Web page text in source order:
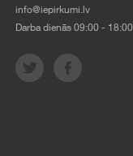
info@iepirkumi.lv
Darba dienās 09:00 - 18:00